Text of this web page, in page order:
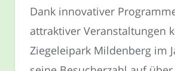
Dank innovativer
attraktiver Veranstaltungen
Ziegeleipark Mildenberg im